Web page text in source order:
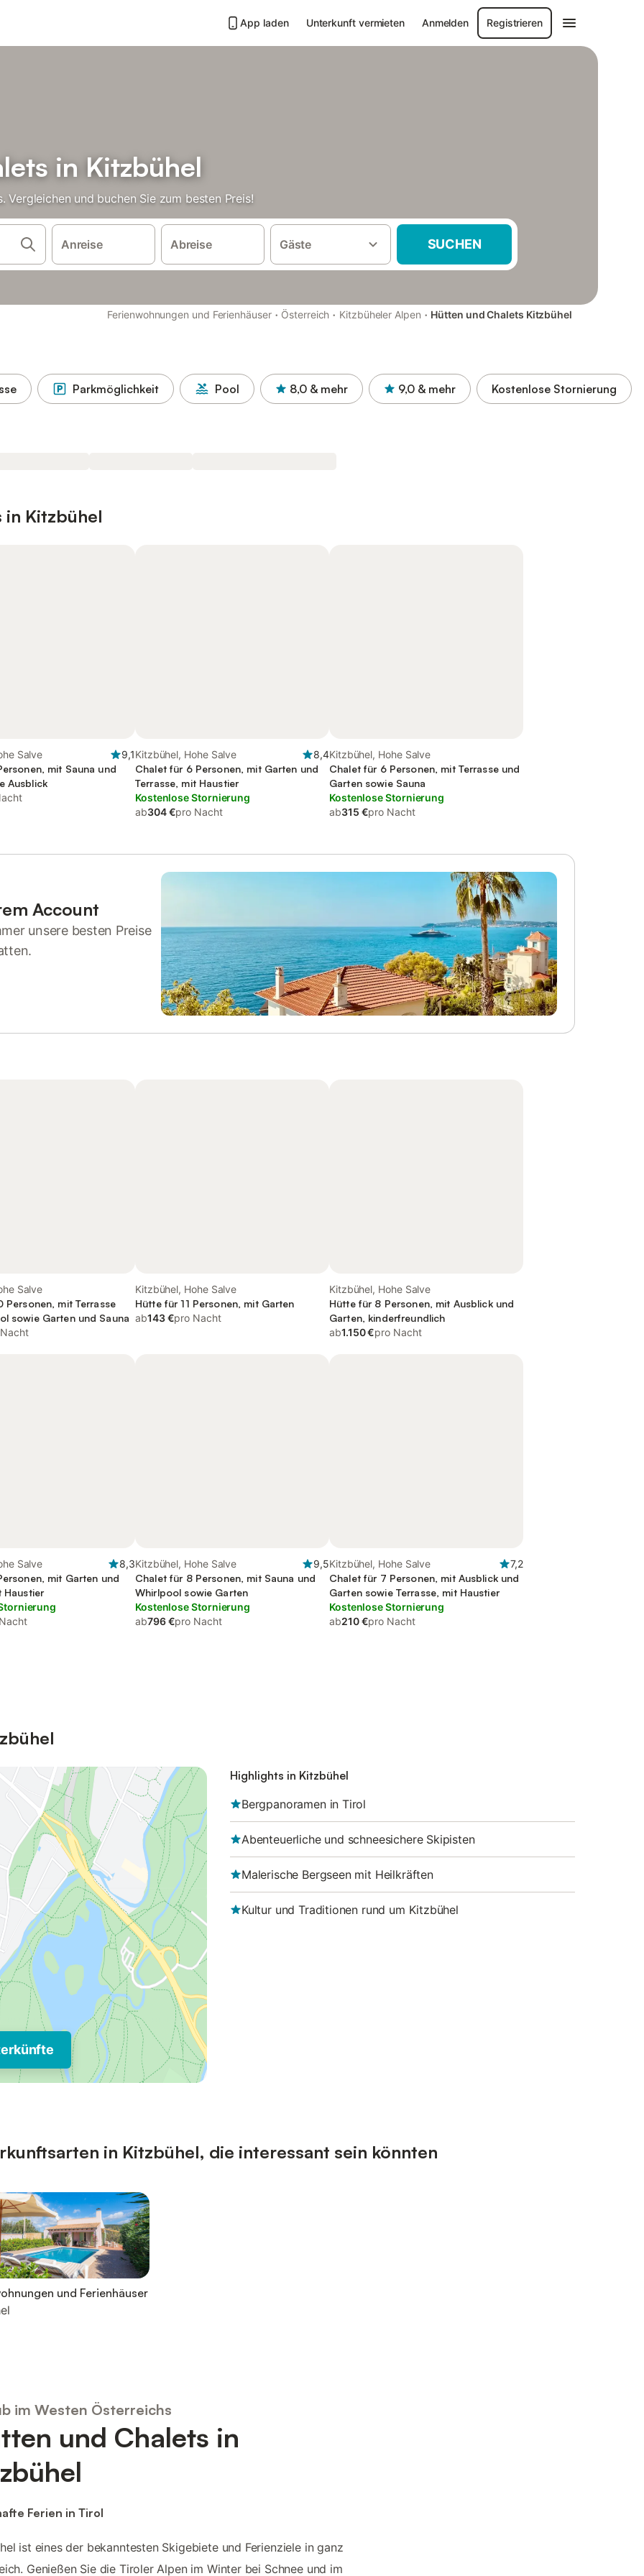
App laden Unterkunft vermieten Anmelden Registrieren
in Kitzbühel
und buchen Sie zum besten Preis!
Anreise Abreise Gäste SUCHEN
Ferienwohnungen und Ferienhäuser · Österreich · Kitzbüheler Alpen · Hütten und Chalets Kitzbühel
Parkmöglichkeit Pool 8,0 & mehr 9,0 & mehr Kostenlose Stornierung
in Kitzbühel
Salve
9,1
mit Sauna und
Ausblick
Kitzbühel, Hohe Salve
8,4
Chalet für 6 Personen, mit Garten und
Terrasse, mit Haustier
Kostenlose Stornierung
ab304 €pro Nacht
Kitzbühel, Hohe Salve
Chalet für 6 Personen, mit Terrasse und
Garten sowie Sauna
Kostenlose Stornierung
ab315 €pro Nacht
Account
unsere besten Preise
Salve
Personen, mit Terrasse
sowie Garten und Sauna
Kitzbühel, Hohe Salve
Hütte für 11 Personen, mit Garten
ab143 €pro Nacht
Kitzbühel, Hohe Salve
Hütte für 8 Personen, mit Ausblick und
Garten, kinderfreundlich
ab1.150 €pro Nacht
Salve
8,3
mit Garten und
Haustier
Kitzbühel, Hohe Salve
9,5
Chalet für 8 Personen, mit Sauna und
Whirlpool sowie Garten
Kostenlose Stornierung
ab796 €pro Nacht
Kitzbühel, Hohe Salve
7,2
Chalet für 7 Personen, mit Ausblick und
Garten sowie Terrasse, mit Haustier
Kostenlose Stornierung
ab210 €pro Nacht
Highlights in Kitzbühel
Bergpanoramen in Tirol
Abenteuerliche und schneesichere Skipisten
Malerische Bergseen mit Heilkräften
Kultur und Traditionen rund um Kitzbühel
in Kitzbühel, die interessant sein könnten
und Ferienhäuser
im Westen Österreichs
und Chalets in
Ferien in Tirol
ist eines der bekanntesten Skigebiete und Ferienziele in ganz
Genießen Sie die Tiroler Alpen im Winter bei Schnee und im